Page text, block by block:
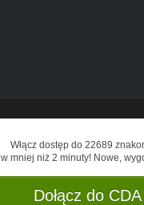
Włącz dostęp do 22689
w mniej niż 2 minuty! Nowe,
Dołącz do